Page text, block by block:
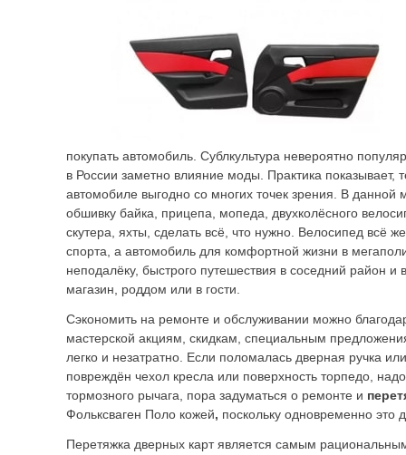
покупать автомобиль. Сублкультура невероятно
в России заметно влияние моды. Практика показывает,
автомобиле выгодно со многих точек зрения. В данной
обшивку байка, прицепа, мопеда, двухколёсного
скутера, яхты, сделать всё, что нужно. Велосипед всё
спорта, а автомобиль для комфортной жизни в
неподалёку, быстрого путешествия в соседний район и
магазин, роддом или в гости.
Сэкономить на ремонте и обслуживании можно
мастерской акциям, скидкам, специальным
легко и незатратно. Если поломалась дверная ручка
повреждён чехол кресла или поверхность торпедо,
тормозного рычага, пора задуматься о ремонте и
Фольксваген Поло кожей, поскольку одновременно это
Перетяжка дверных карт является самым